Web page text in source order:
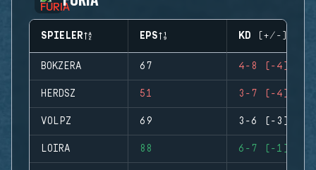
SPIELER EPS KD (+/-)
BOKZERA 67 4-8 (-4)
HERDSZ 51 3-7 (-4)
VOLPZ 69 3-6 (-3)
LOIRA 88 6-7 (-1)